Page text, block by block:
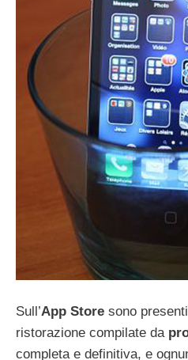
Sull’App Store sono
ristorazione compilate da
completa e definitiva, e